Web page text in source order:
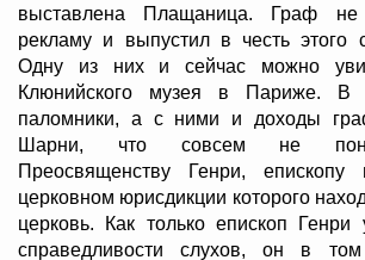
выставлена Плащаница. Граф не
рекламу и выпустил в честь этого
Одну из них и сейчас можно
Клюнийского музея в Париже. В
паломники, а с ними и доходы
Шарни, что совсем не
Преосвященству Генри,
церковном юрисдикции которого
церковь. Как только епископ Генри
справедливости слухов, он в